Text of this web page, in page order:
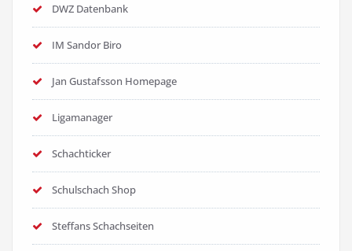
DWZ Datenbank
IM Sandor Biro
Jan Gustafsson Homepage
Ligamanager
Schachticker
Schulschach Shop
Steffans Schachseiten